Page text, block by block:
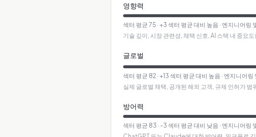
영향력
섹터 평균 75 · +3 섹터 평균 대비 높음 · 엔지니어링
기술 깊이, 시장 관련성, 채택 신호, AI 스택 내 중요
글로벌
섹터 평균 82 · +13 섹터 평균 대비 높음 · 엔지니어
실제 글로벌 채택, 공개된 해외 고객, 규제 인허가
방어력
섹터 평균 83 · -3 섹터 평균 대비 낮음 · 엔지니어링